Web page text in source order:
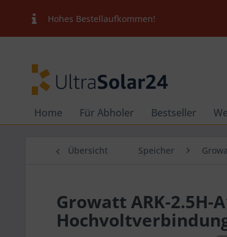
Hohes Bestellaufkommen!
Home Für Abholer Bestseller
Übersicht Speicher
Growatt ARK-